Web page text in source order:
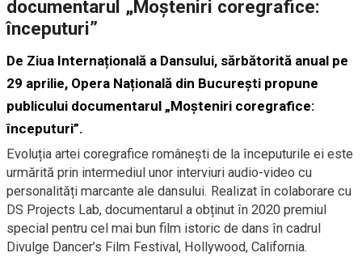
documentarul „Moșteniri coregrafice:
începuturi”
De Ziua Internațională a Dansului, sărbătorită anual pe
29 aprilie, Opera Națională din București propune
publicului documentarul „Moșteniri coregrafice:
începuturi”.
Evoluția artei coregrafice românești de la începuturile ei este
urmărită prin intermediul unor interviuri audio-video cu
personalități marcante ale dansului. Realizat în colaborare cu
DS Projects Lab, documentarul a obținut în 2020 premiul
special pentru cel mai bun film istoric de dans în cadrul
Divulge Dancer’s Film Festival, Hollywood, California.